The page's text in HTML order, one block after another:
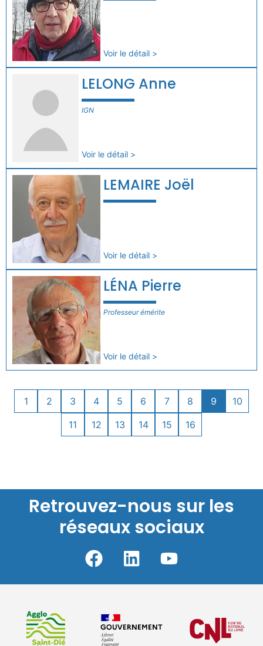
Voir le détail >
LELONG Anne
IGN
Voir le détail >
LEMAIRE Joël
Voir le détail >
LÉNA Pierre
Professeur émérite
Voir le détail >
1 2 3 4 5 6 7 8 9
10
11
12 13 14 15 16
Retrouvez-nous sur les
réseaux sociaux